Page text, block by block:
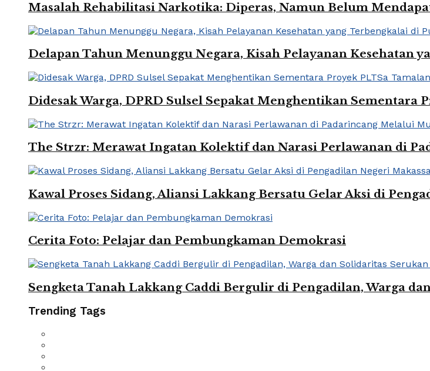
Masalah Rehabilitasi Narkotika: Diperas, Namun Belum
Delapan Tahun Menunggu Negara, Kisah Pelayanan Kesehatan
Didesak Warga, DPRD Sulsel Sepakat Menghentikan Sementara
The Strzr: Merawat Ingatan Kolektif dan Narasi Perlawanan di
Kawal Proses Sidang, Aliansi Lakkang Bersatu Gelar Aksi di
Cerita Foto: Pelajar dan Pembungkaman Demokrasi
Sengketa Tanah Lakkang Caddi Bergulir di Pengadilan, Warga
Trending Tags